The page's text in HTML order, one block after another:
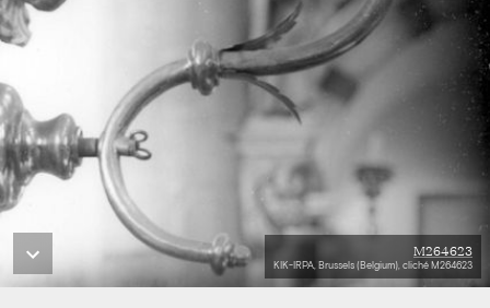
M264623
KIK-IRPA, Brussels (Belgium), cliché M264623